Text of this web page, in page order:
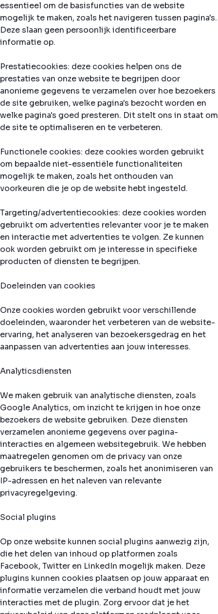
essentieel om de basisfuncties van de website
mogelijk te maken, zoals het navigeren tussen pagina's.
Deze slaan geen persoonlijk identificeerbare
informatie op.
Prestatiecookies: deze cookies helpen ons de
prestaties van onze website te begrijpen door
anonieme gegevens te verzamelen over hoe bezoekers
de site gebruiken, welke pagina's bezocht worden en
welke pagina's goed presteren. Dit stelt ons in staat om
de site te optimaliseren en te verbeteren.
Functionele cookies: deze cookies worden gebruikt
om bepaalde niet-essentiële functionaliteiten
mogelijk te maken, zoals het onthouden van
voorkeuren die je op de website hebt ingesteld.
Targeting/advertentiecookies: deze cookies worden
gebruikt om advertenties relevanter voor je te maken
en interactie met advertenties te volgen. Ze kunnen
ook worden gebruikt om je interesse in specifieke
producten of diensten te begrijpen.
Doeleinden van cookies
Onze cookies worden gebruikt voor verschillende
doeleinden, waaronder het verbeteren van de website-
ervaring, het analyseren van bezoekersgedrag en het
aanpassen van advertenties aan jouw interesses.
Analyticsdiensten
We maken gebruik van analytische diensten, zoals
Google Analytics, om inzicht te krijgen in hoe onze
bezoekers de website gebruiken. Deze diensten
verzamelen anonieme gegevens over pagina-
interacties en algemeen websitegebruik. We hebben
maatregelen genomen om de privacy van onze
gebruikers te beschermen, zoals het anonimiseren van
IP-adressen en het naleven van relevante
privacyregelgeving.
Social plugins
Op onze website kunnen social plugins aanwezig zijn,
die het delen van inhoud op platformen zoals
Facebook, Twitter en LinkedIn mogelijk maken. Deze
plugins kunnen cookies plaatsen op jouw apparaat en
informatie verzamelen die verband houdt met jouw
interacties met de plugin. Zorg ervoor dat je het